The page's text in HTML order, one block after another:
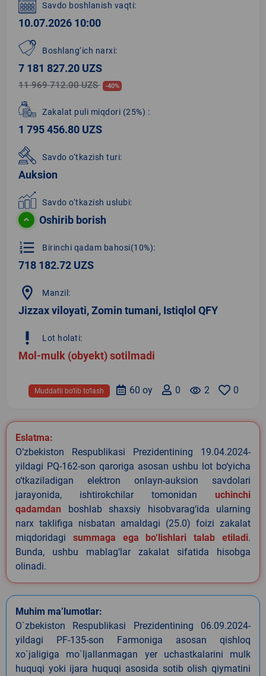
Savdo boshlanish vaqti:
10.07.2026 10:00
Boshlang‘ich narxi:
7 181 827.20 UZS
11 969 712.00 UZS -40%
Zakalat puli miqdori (25%) :
1 795 456.80 UZS
Savdo o‘tkazish turi:
Auksion
Savdo o‘tkazish uslubi:
Oshirib borish
format_list_numbered Birinchi qadam bahosi(10%):
718 182.72 UZS
location_on Manzil:
Jizzax viloyati, Zomin tumani, Istiqlol QFY
priority_high Lot holati:
Mol-mulk (obyekt) sotilmadi
0
remove_red_eye 2
0
60 oy
Muddatli bo‘lib to‘lash
Eslatma:
O‘zbekiston Respublikasi Prezidentining 19.04.2024-
yildagi PQ-162-son qaroriga asosan ushbu lot bo‘yicha
o‘tkaziladigan elektron onlayn-auksion savdolari
jarayonida, ishtirokchilar tomonidan uchinchi
qadamdan boshlab shaxsiy hisobvarag‘ida ularning
narx taklifiga nisbatan amaldagi (25.0) foizi zakalat
miqdoridagi summaga ega bo‘lishlari talab etiladi.
Bunda, ushbu mablag‘lar zakalat sifatida hisobga
olinadi.
Muhim ma’lumotlar:
O`zbekiston Respublikasi Prezidentining 06.09.2024-
yildagi PF-135-son Farmoniga asosan qishloq
xo`jaligiga mo`ljallanmagan yer uchastkalarini mulk
huquqi yoki ijara huquqi asosida sotib olish qiymatini